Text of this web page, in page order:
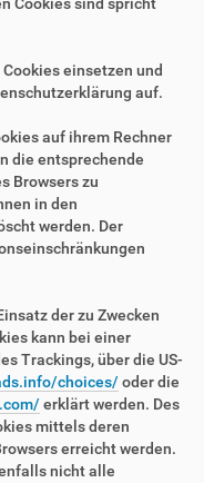
Cookies sind spricht
einsetzen und
auf.
auf ihrem Rechner
die entsprechende
Browsers zu
in den
werden. Der
der zu Zwecken
kann bei einer
Trackings, über die US-
choices/ oder die
erklärt werden. Des
mittels deren
erreicht werden.
nicht alle